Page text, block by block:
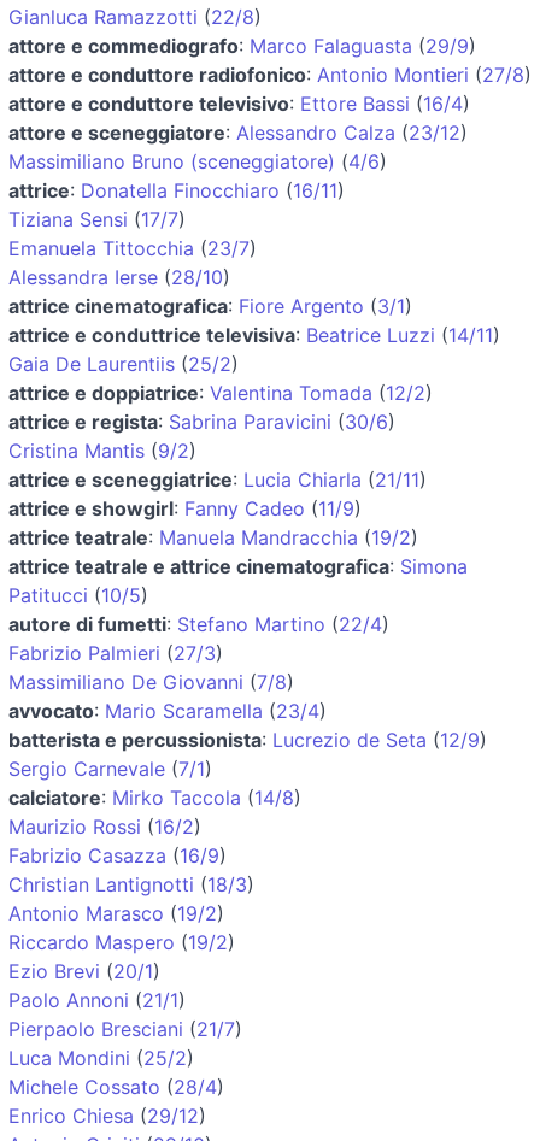
Gianluca Ramazzotti (22/8)
attore e commediografo: Marco Falaguasta (29/9)
attore e conduttore radiofonico: Antonio Montieri (27/8)
attore e conduttore televisivo: Ettore Bassi (16/4)
attore e sceneggiatore: Alessandro Calza (23/12)
Massimiliano Bruno (sceneggiatore) (4/6)
attrice: Donatella Finocchiaro (16/11)
Tiziana Sensi (17/7)
Emanuela Tittocchia (23/7)
Alessandra Ierse (28/10)
attrice cinematografica: Fiore Argento (3/1)
attrice e conduttrice televisiva: Beatrice Luzzi (14/11)
Gaia De Laurentiis (25/2)
attrice e doppiatrice: Valentina Tomada (12/2)
attrice e regista: Sabrina Paravicini (30/6)
Cristina Mantis (9/2)
attrice e sceneggiatrice: Lucia Chiarla (21/11)
attrice e showgirl: Fanny Cadeo (11/9)
attrice teatrale: Manuela Mandracchia (19/2)
attrice teatrale e attrice cinematografica: Simona
Patitucci (10/5)
autore di fumetti: Stefano Martino (22/4)
Fabrizio Palmieri (27/3)
Massimiliano De Giovanni (7/8)
avvocato: Mario Scaramella (23/4)
batterista e percussionista: Lucrezio de Seta (12/9)
Sergio Carnevale (7/1)
calciatore: Mirko Taccola (14/8)
Maurizio Rossi (16/2)
Fabrizio Casazza (16/9)
Christian Lantignotti (18/3)
Antonio Marasco (19/2)
Riccardo Maspero (19/2)
Ezio Brevi (20/1)
Paolo Annoni (21/1)
Pierpaolo Bresciani (21/7)
Luca Mondini (25/2)
Michele Cossato (28/4)
Enrico Chiesa (29/12)